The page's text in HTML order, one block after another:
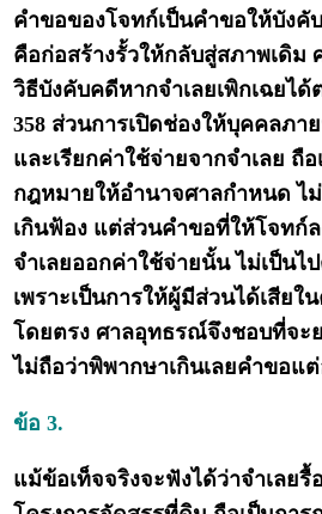
คำขอของโจทก์เป็นคำขอให้บังคั
คือก่อสร้างรั้วให้กลับสู่สภาพเดิม
วิธีบังคับคดีหากจำเลยเพิกเฉยไ
358 ส่วนการเปิดช่องให้บุคคลภ
และเรียกค่าใช้จ่ายจากจำเลย ถื
กฎหมายให้อำนาจศาลกำหนด ไ
เกินฟ้อง แต่ส่วนคำขอที่ให้โจทก์
จำเลยออกค่าใช้จ่ายนั้น ไม่เป็นไ
เพราะเป็นการให้ผู้มีส่วนได้เสียใ
โดยตรง ศาลอุทธรณ์จึงชอบที่จะ
ไม่ถือว่าพิพากษาเกินเลยคำขอแ
ข้อ 3.
แม้ข้อเท็จจริงจะฟังได้ว่าจำเลยรื้